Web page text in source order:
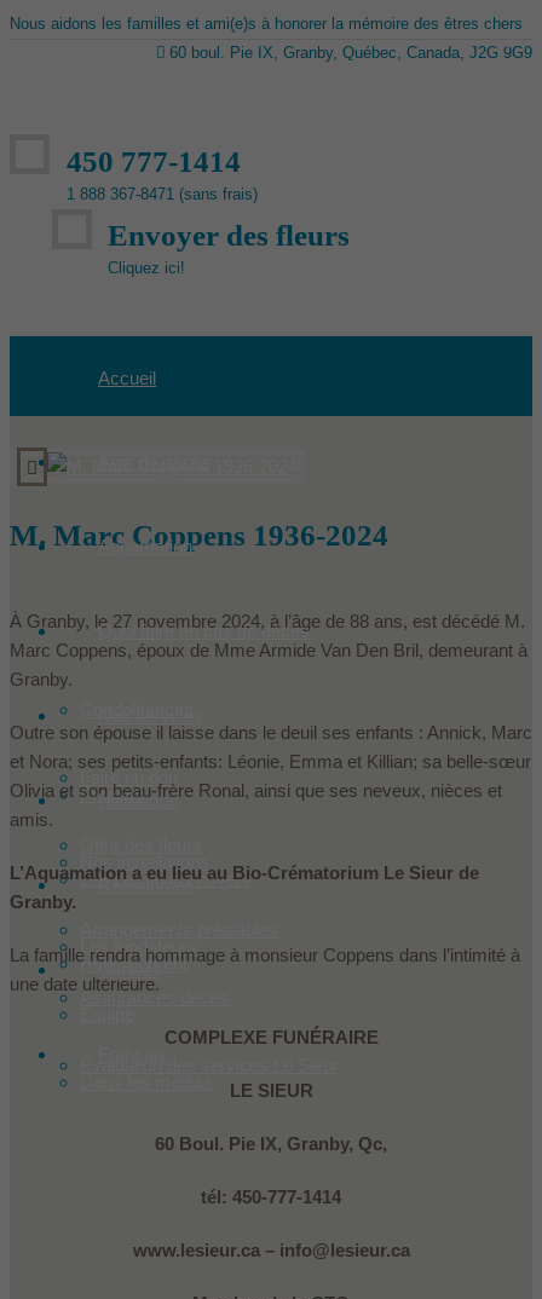
Nous aidons les familles et ami(e)s à honorer la mémoire des êtres chers
60 boul. Pie IX, Granby, Québec, Canada, J2G 9G9
450 777-1414
1 888 367-8471 (sans frais)
Envoyer des fleurs
Cliquez ici!
Accueil
Aquamation
Quoi faire en cas de décès
Faire un don
Produits
Nos installations
Assurances décès
Historique
Les Le Sieur innovent
Les fondateurs
Ressources
Hébergement
M. Marc Coppens 1936-2024
À Granby, le 27 novembre 2024, à l’âge de 88 ans, est décédé M.
Marc Coppens, époux de Mme Armide Van Den Bril, demeurant à
Granby.
Outre son épouse il laisse dans le deuil ses enfants : Annick, Marc
et Nora; ses petits-enfants: Léonie, Emma et Killian; sa belle-sœur
Olivia et son beau-frère Ronal, ainsi que ses neveux, nièces et
amis.
L’Aquamation a eu lieu au Bio-Crématorium Le Sieur de
Granby.
La famille rendra hommage à monsieur Coppens dans l’intimité à
une date ultérieure.
COMPLEXE FUNÉRAIRE
LE SIEUR
60 Boul. Pie IX, Granby, Qc,
tél: 450-777-1414
www.lesieur.ca – info@lesieur.ca